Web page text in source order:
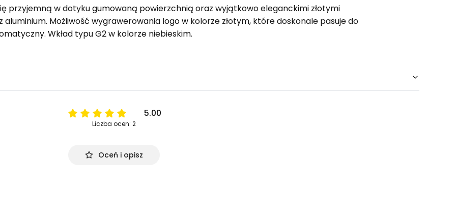
przyjemną w dotyku gumowaną powierzchnią oraz wyjątkowo eleganckimi złotymi
Możliwość wygrawerowania logo w kolorze złotym, które doskonale pasuje do
Wkład typu G2 w kolorze niebieskim.
5.00
Liczba ocen: 2
Oceń i opisz